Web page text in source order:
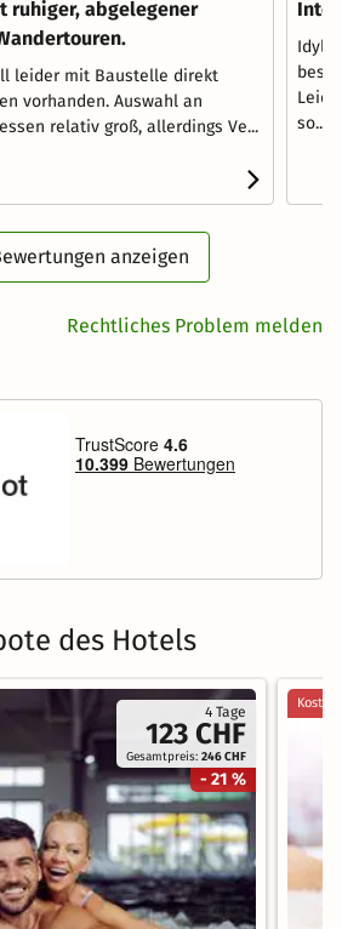
ruhiger, abgelegener
leider mit Baustelle direkt
vorhanden. Auswahl an
relativ groß, allerdings Ve...
so...
anzeigen
Rechtliches Problem melden
des Hotels
4 Tage
123 CHF
Gesamtpreis:246 CHF
- 21 %